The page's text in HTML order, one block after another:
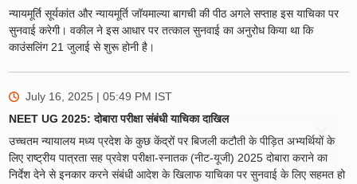
न्यायमूर्ति सूर्यकांत और न्यायमूर्ति जॉयमाल्या बागची की पीठ अगले सप्ताह इस याचिका पर
सुनवाई करेगी। वकील ने इस आधार पर तत्काल सुनवाई का अनुरोध किया था कि
काउंसलिंग 21 जुलाई से शुरू होनी है।
July 16, 2025 | 05:49 PM IST
NEET UG 2025: दोबारा परीक्षा संबंधी याचिका दाखिल
उच्चतम न्यायालय मध्य प्रदेश के कुछ केंद्रों पर बिजली कटौती के पीड़ित अभ्यर्थियों के
लिए राष्ट्रीय पात्रता सह प्रवेश परीक्षा-स्नातक (नीट-यूजी) 2025 दोबारा कराने का
निर्देश देने से इनकार करने संबंधी आदेश के खिलाफ याचिका पर सुनवाई के लिए सहमत हो
Sign In/Sign Up
We endeavor to keep you informed and help you
choose the right Career path. Sign in and